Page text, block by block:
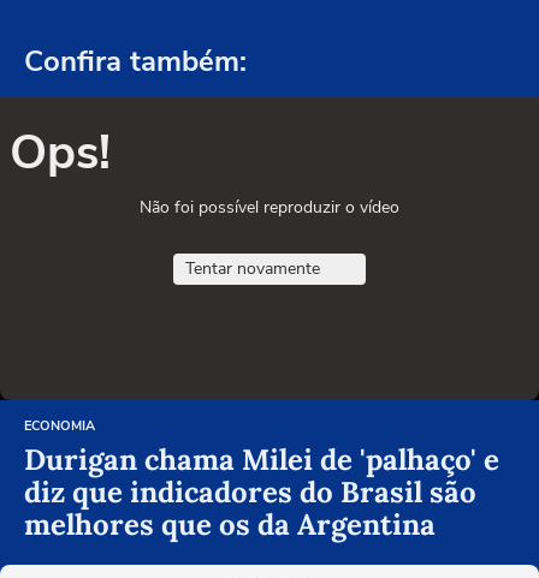
Confira também:
Ops!
Não foi possível reproduzir o vídeo
Tentar novamente
ECONOMIA
Durigan chama Milei de 'palhaço' e
diz que indicadores do Brasil são
melhores que os da Argentina